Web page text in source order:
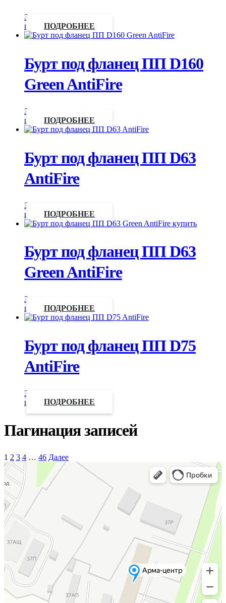
Запросить
цену
ПОДРОБНЕЕ
Бурт под фланец ПП D160
Green AntiFire
Запросить
цену
ПОДРОБНЕЕ
Бурт под фланец ПП D63
AntiFire
Запросить
цену
ПОДРОБНЕЕ
Бурт под фланец ПП D63
Green AntiFire
Запросить
цену
ПОДРОБНЕЕ
Бурт под фланец ПП D75
AntiFire
Запросить
цену
ПОДРОБНЕЕ
Пагинация записей
1 2 3 4 … 46 Далее